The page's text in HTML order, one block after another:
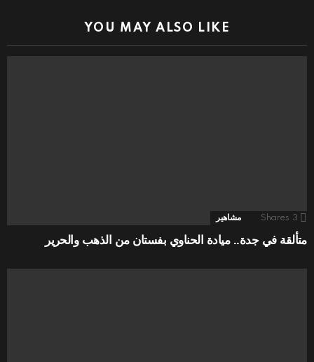
YOU MAY ALSO LIKE
3
Shares مشاهير
متألقة في جدة.. ميادة الحناوي بفستان من الذهب والحرير